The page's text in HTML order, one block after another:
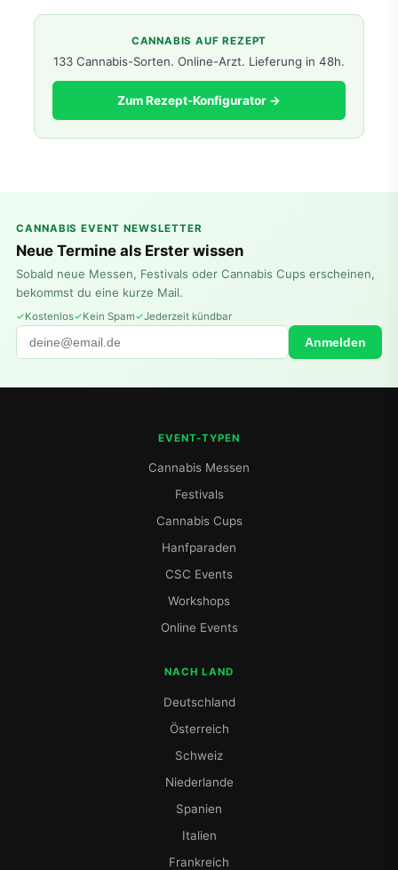
CANNABIS AUF REZEPT
133 Cannabis-Sorten. Online-Arzt. Lieferung in 48h.
Zum Rezept-Konfigurator →
CANNABIS EVENT NEWSLETTER
Neue Termine als Erster wissen
Sobald neue Messen, Festivals oder Cannabis Cups erscheinen,
bekommst du eine kurze Mail.
Kostenlos Kein Spam Jederzeit kündbar
Anmelden
EVENT-TYPEN
Cannabis Messen
Festivals
Cannabis Cups
Hanfparaden
CSC Events
Workshops
Online Events
NACH LAND
Deutschland
Österreich
Schweiz
Niederlande
Spanien
Italien
Frankreich